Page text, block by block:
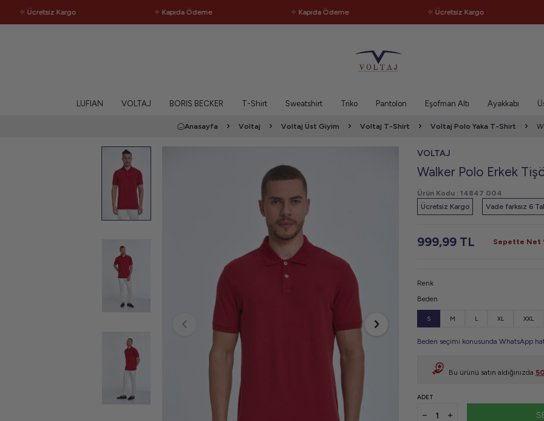
Kargo ✧ Kapıda Ödeme ✧ Kapıda Ödeme ✧ Ücretsiz Kargo
LUFIAN VOLTAJ BORIS BECKER T-Shirt Sweatshirt Triko Pantolon Eşofman Altı Ayakkabı
Anasayfa Voltaj Voltaj Üst Giyim Voltaj T-Shirt Voltaj Polo Yaka T-Shirt
VOLTAJ
Walker Polo Erkek
Ürün Kodu : 14847 004
Ücretsiz Kargo
Vade farksız 6
999,99 TL Sepette Net
Renk
Beden
S M L XL XXL
Beden seçimi konusunda WhatsApp
Bu ürünü satın aldığınızda
ADET